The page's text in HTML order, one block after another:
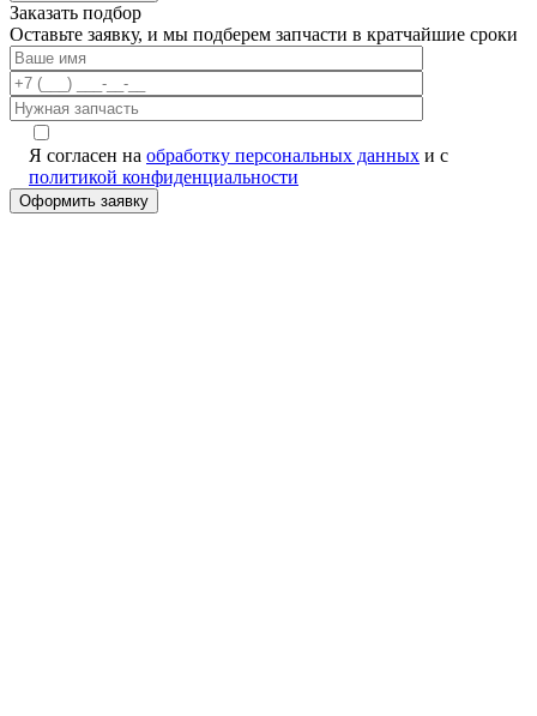
Заказать подбор
Оставьте заявку, и мы подберем запчасти в кратчайшие сроки
Я согласен на обработку персональных данных и с
политикой конфиденциальности